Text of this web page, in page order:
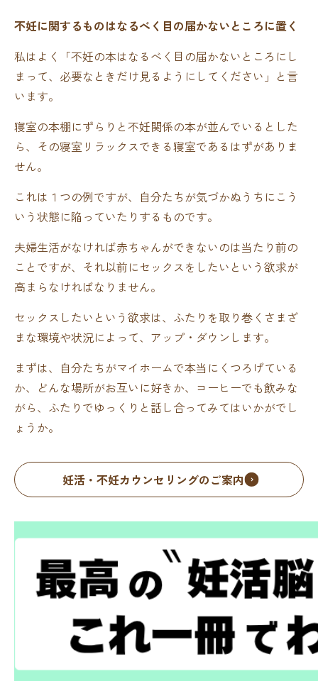
不妊に関するものはなるべく目の届かないところに置く
私はよく「不妊の本はなるべく目の届かないところにし
まって、必要なときだけ見るようにしてください」と言
います。
寝室の本棚にずらりと不妊関係の本が並んでいるとした
ら、その寝室リラックスできる寝室であるはずがありま
せん。
これは１つの例ですが、自分たちが気づかぬうちにこう
いう状態に陥っていたりするものです。
夫婦生活がなければ赤ちゃんができないのは当たり前の
ことですが、それ以前にセックスをしたいという欲求が
高まらなければなりません。
セックスしたいという欲求は、ふたりを取り巻くさまざ
まな環境や状況によって、アップ・ダウンします。
まずは、自分たちがマイホームで本当にくつろげている
か、どんな場所がお互いに好きか、コーヒーでも飲みな
がら、ふたりでゆっくりと話し合ってみてはいかがでし
ょうか。
妊活・不妊カウンセリングのご案内